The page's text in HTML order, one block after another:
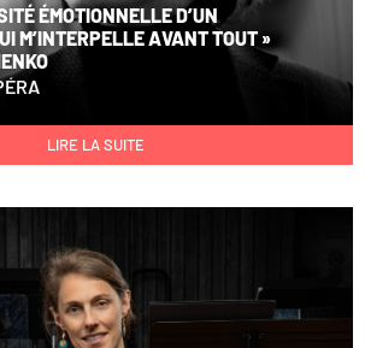
ÉMOTIONNELLE D’UN
M’INTERPELLE AVANT TOUT »
LIRE LA SUITE